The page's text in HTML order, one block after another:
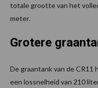
totale grootte van het
meter.
Grotere
De graantank van de CR11
een lossnelheid van 210